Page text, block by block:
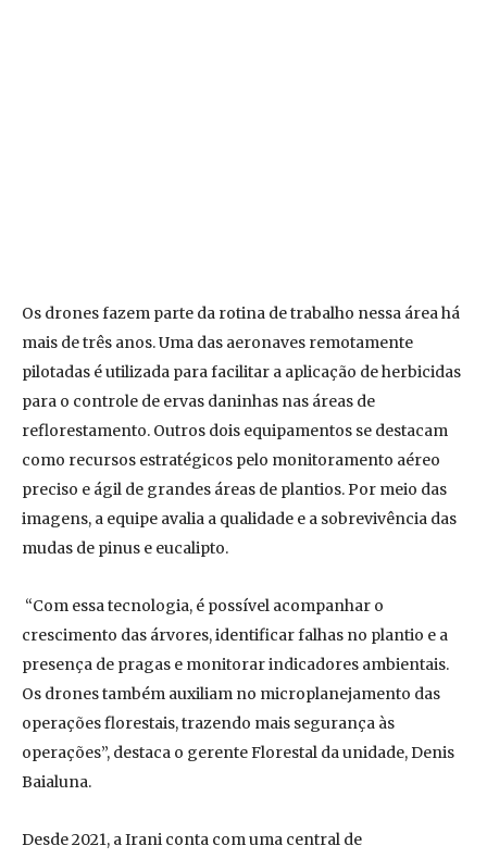
Os drones fazem parte da rotina de trabalho nessa área há
mais de três anos. Uma das aeronaves remotamente
pilotadas é utilizada para facilitar a aplicação de herbicidas
para o controle de ervas daninhas nas áreas de
reflorestamento. Outros dois equipamentos se destacam
como recursos estratégicos pelo monitoramento aéreo
preciso e ágil de grandes áreas de plantios. Por meio das
imagens, a equipe avalia a qualidade e a sobrevivência das
mudas de pinus e eucalipto.
“Com essa tecnologia, é possível acompanhar o
crescimento das árvores, identificar falhas no plantio e a
presença de pragas e monitorar indicadores ambientais.
Os drones também auxiliam no microplanejamento das
operações florestais, trazendo mais segurança às
operações”, destaca o gerente Florestal da unidade, Denis
Baialuna.
Desde 2021, a Irani conta com uma central de